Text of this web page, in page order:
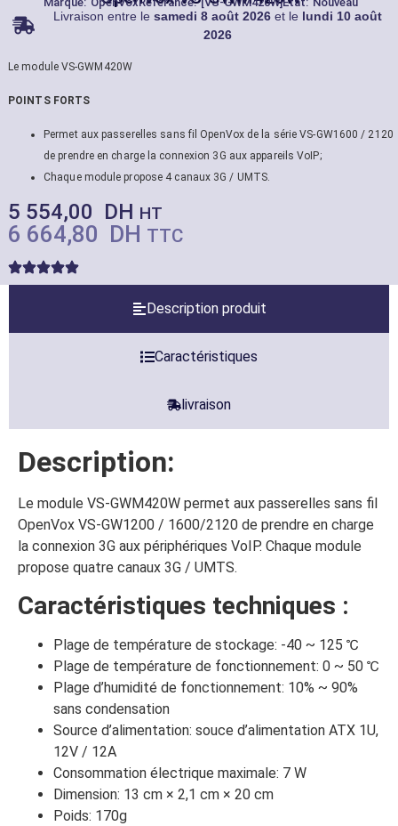
Livraison entre lesamedi 8 août 2026 et le lundi 10 août
2026
Le module VS-GWM420W
POINTS FORTS
Permet aux passerelles sans fil OpenVox de la série VS-GW1600 / 2120
de prendre en charge la connexion 3G aux appareils VoIP;
Chaque module propose 4 canaux 3G / UMTS.
5 554,00 DH HT
6 664,80 DH TTC
Description produit
Caractéristiques
livraison
Description:
Le module VS-GWM420W permet aux passerelles sans fil
OpenVox VS-GW1200 / 1600/2120 de prendre en charge
la connexion 3G aux périphériques VoIP. Chaque module
propose quatre canaux 3G / UMTS.
Caractéristiques techniques :
Plage de température de stockage: -40 ~ 125 ℃
Plage de température de fonctionnement: 0 ~ 50 ℃
Plage d’humidité de fonctionnement: 10% ~ 90%
sans condensation
Source d’alimentation: souce d’alimentation ATX 1U,
12V / 12A
Consommation électrique maximale: 7 W
Dimension: 13 cm × 2,1 cm × 20 cm
Poids: 170g